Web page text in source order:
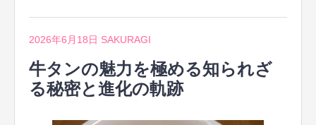
2026年6月18日 SAKURAGI
牛タンの魅力を極める知られざ
る秘密と進化の軌跡